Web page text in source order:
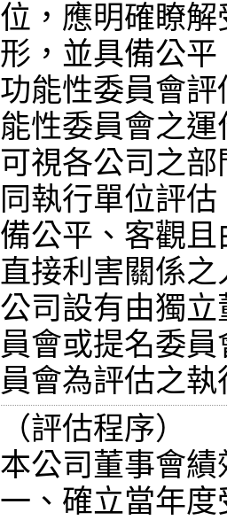
位，應明確瞭
形，並具備公
功能性委員會
能性委員會之
可視各公司之
同執行單位評
備公平、客觀
直接利害關係
公司設有由獨
員會或提名委
員會為評估之
（評估程序）
本公司董事會
一、確立當年